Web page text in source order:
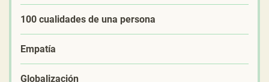
100 cualidades de una persona
Empatía
Globalización